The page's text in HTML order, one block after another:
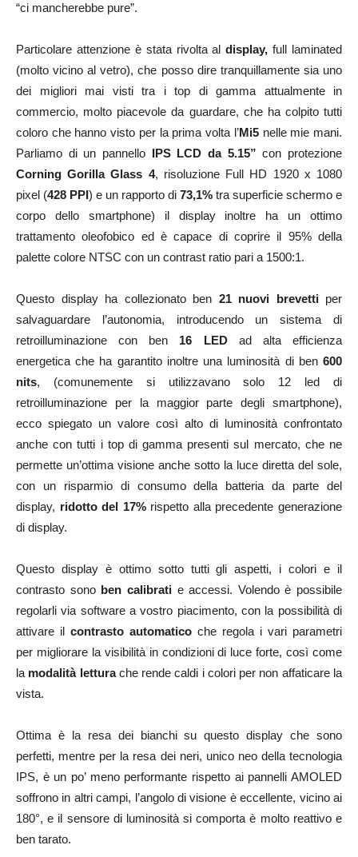
“ci mancherebbe pure”.
Particolare attenzione è stata rivolta aldisplay,full laminated
(molto vicino al vetro), che posso dire tranquillamente sia uno
dei migliori mai visti tra i top di gamma attualmente in
commercio, molto piacevole da guardare, che ha colpito tutti
coloro che hanno visto per la prima volta l’Mi5nelle mie mani.
Parliamo di un pannello IPS LCD da 5.15” con protezione
Corning Gorilla Glass 4, risoluzione Full HD 1920 x 1080
pixel (428 PPI) e un rapporto di 73,1% tra superficie schermo e
corpo dello smartphone) il display inoltre ha un ottimo
trattamento oleofobico ed è capace di coprire il 95% della
palette colore NTSC con un contrast ratio pari a 1500:1.
Questo display ha collezionato ben 21 nuovi brevettiper
salvaguardare l’autonomia, introducendo un sistema di
retroilluminazione con ben 16 LEDad alta efficienza
energetica che ha garantito inoltre una luminosità di ben 600
nits, (comunemente si utilizzavano solo 12 led di
retroilluminazione per la maggior parte degli smartphone),
ecco spiegato un valore così alto di luminosità confrontato
anche con tutti i top di gamma presenti sul mercato, che ne
permette un’ottima visione anche sotto la luce diretta del sole,
con un risparmio di consumo della batteria da parte del
display, ridotto del 17%rispetto alla precedente generazione
di display.
Questo display è ottimo sotto tutti gli aspetti, i colori e il
contrasto sono ben calibratie accessi. Volendo è possibile
regolarli via software a vostro piacimento, con la possibilità di
attivare il contrasto automatico che regola i vari parametri
per migliorare la visibilità in condizioni di luce forte, così come
la modalità letturache rende caldi i colori per non affaticare la
vista.
Ottima è la resa dei bianchi su questo display che sono
perfetti, mentre per la resa dei neri, unico neo della tecnologia
IPS, è un po’ meno performante rispetto ai pannelli AMOLED
soffrono in altri campi, l’angolo di visione è eccellente, vicino ai
180°, e il sensore di luminosità si comporta è molto reattivo e
ben tarato.